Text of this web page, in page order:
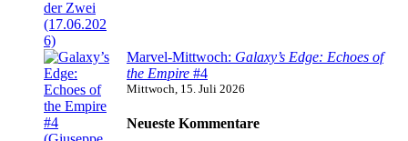
Marvel-Mittwoch: Galaxy’s Edge: Echoes of
the Empire #4
Mittwoch, 15. Juli 2026
Neueste Kommentare